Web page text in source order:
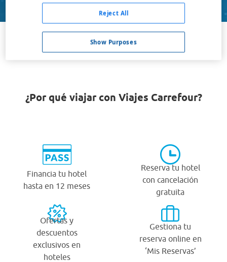
Buscar
VER TODOS LOS HOTELES BARATOS EN BAGNAIA
¿Por qué viajar con Viajes Carrefour?
Financia tu hotel
hasta en 12 meses
Reserva tu hotel
con cancelación
gratuita
Ofertas y
descuentos
exclusivos en
hoteles
Gestiona tu
reserva online en
‘Mis Reservas’
Show Purposes
Reject All